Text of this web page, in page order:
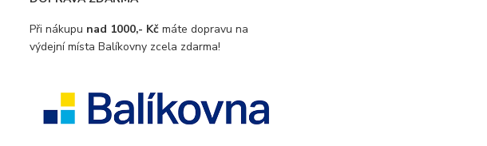
Při nákupu nad 1000,- Kč máte dopravu na
výdejní místa Balíkovny zcela zdarma!